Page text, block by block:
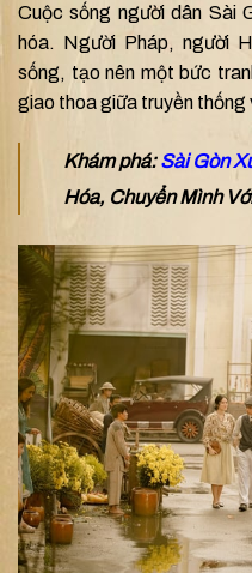
Cuộc sống người dân Sài
hóa. Người Pháp, người
sống, tạo nên một bức
giao thoa giữa truyền thống
Khám phá:Sài Gòn
Hóa, Chuyển Mình